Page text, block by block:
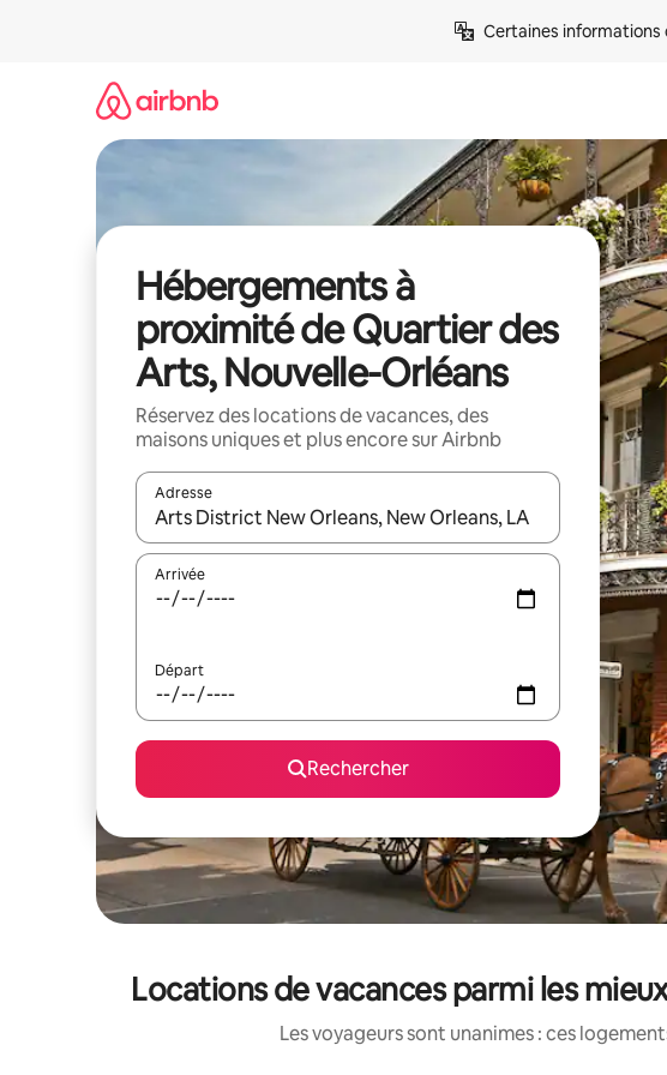
Certaines
Hébergements à
proximité de Quartier des
Arts, Nouvelle-Orléans
Réservez des locations de vacances, des
maisons uniques et plus encore sur Airbnb
Adresse
Lorsque les résultats s'affichent, utilisez les flèches vers le haut
Arrivée
Départ
Rechercher
Locations de vacances parmi les
Les voyageurs sont unanimes : ces